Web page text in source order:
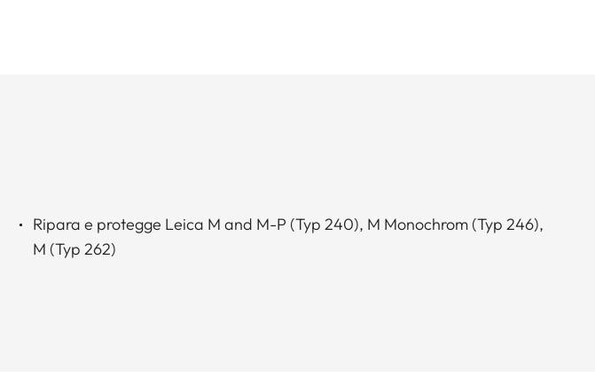
Ripara e protegge Leica M and M-P (Typ 240), M Monochrom (Typ 246),
M (Typ 262)